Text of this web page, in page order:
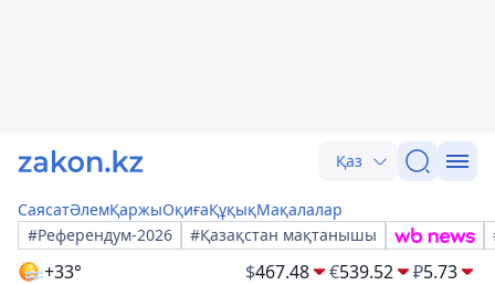
Қаз
СаясатӘлемҚаржыОқиғаҚұқықМақалалар
#Референдум-2026
#Қазақстан мақтанышы
+33° $467.48 €539.52 ₽5.73